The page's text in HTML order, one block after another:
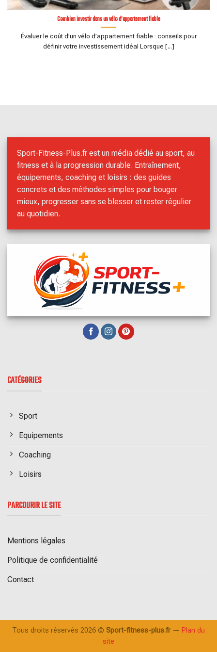
Combien investir dans un vélo d’appartement fiable
Évaluer le coût d’un vélo d’appartement fiable : conseils pour
définir votre investissement idéal Lorsque [...]
Sport-Fitness-Plus.fr est un média dédié au sport, au
fitness et à la progression durable. Entraînement,
équipements, coaching et loisirs : des guides
concrets et des méthodes simples pour bouger
mieux, progresser sans se blesser et rester régulier
au quotidien.
CATÉGORIES
Sport
Equipements
Coaching
Loisirs
PARCOURIR LE SITE
Mentions légales
Politique de confidentialité
Contact
Tous droits réservés 2026 © Sport-fitness-plus.fr — Plan du
site